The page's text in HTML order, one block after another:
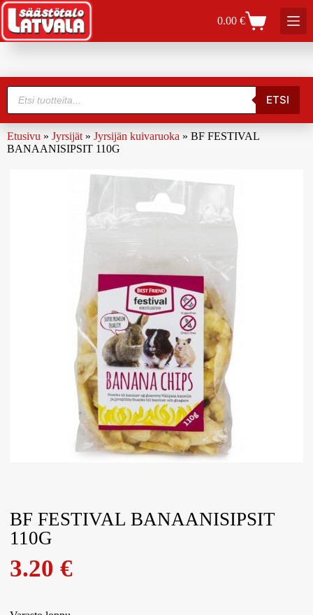
0.00€
ETSI
Etusivu » Jyrsijät » Jyrsijän kuivaruoka » BF FESTIVAL
BANAANISIPSIT 110G
BF FESTIVAL BANAANISIPSIT
110G
3.20€